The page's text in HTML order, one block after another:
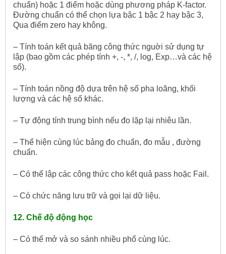
chuẩn) hoặc 1 điểm hoặc dùng phương pháp K-factor.
Đường chuẩn có thể chọn lựa bậc 1 bậc 2 hay bậc 3,
Qua điểm zero hay không.
– Tính toán kết quả băng công thức nguời sử dụng tự
lập (bao gồm các phép tính +, -, *, /, log, Exp…và các hệ
số).
– Tính toán nồng độ dựa trên hệ số pha loãng, khối
lượng và các hệ số khác.
– Tự động tính trung bình nếu đo lặp lại nhiêu lần.
– Thể hiện cùng lúc bảng đo chuẩn, đo mẫu , đường
chuẩn.
– Có thể lập các công thức cho kết quả pass hoặc Fail.
– Có chức năng lưu trữ và gọi lại dữ liệu.
12. Chế độ động học
– Có thể mở và so sánh nhiều phổ cùng lúc.